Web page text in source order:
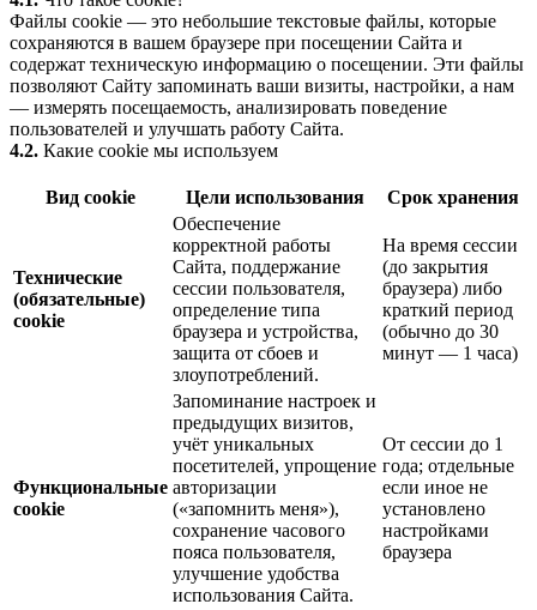
Файлы cookie — это небольшие текстовые файлы, которые
сохраняются в вашем браузере при посещении Сайта и
содержат техническую информацию о посещении. Эти файлы
позволяют Сайту запоминать ваши визиты, настройки, а нам
— измерять посещаемость, анализировать поведение
пользователей и улучшать работу Сайта.
4.2. Какие cookie мы используем
Вид cookie Цели использования Срок хранения
Технические
(обязательные)
cookie
Обеспечение
корректной работы
Сайта, поддержание
сессии пользователя,
определение типа
браузера и устройства,
защита от сбоев и
злоупотреблений.
На время сессии
(до закрытия
браузера) либо
краткий период
(обычно до 30
минут — 1 часа)
Функциональные
cookie
Запоминание настроек и
предыдущих визитов,
учёт уникальных
посетителей, упрощение
авторизации
(«запомнить меня»),
сохранение часового
пояса пользователя,
улучшение удобства
использования Сайта.
От сессии до 1
года; отдельные
если иное не
установлено
настройками
браузера